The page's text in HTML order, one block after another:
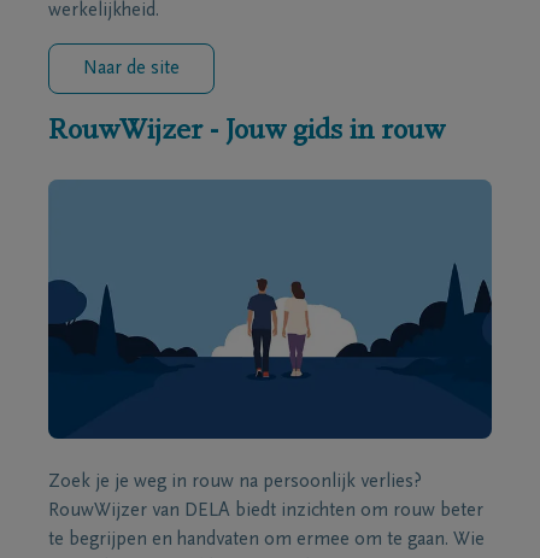
werkelijkheid.
Naar de site
RouwWijzer - Jouw gids in rouw
Zoek je je weg in rouw na persoonlijk verlies?
RouwWijzer van DELA biedt inzichten om rouw beter
te begrijpen en handvaten om ermee om te gaan. Wie